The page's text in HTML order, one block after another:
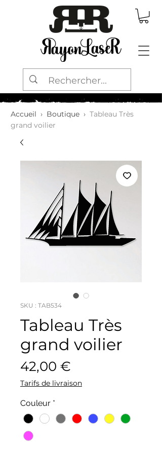
Accueil › Boutique › Tableau Très
grand voilier
SKU : TAB534
Tableau Très
grand voilier
42,00 €
Tarifs de livraison
Couleur *